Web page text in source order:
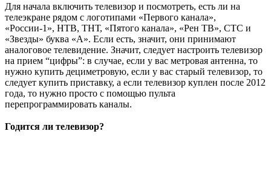
Для начала включить телевизор и посмотреть, есть ли на
телеэкране рядом с логотипами «Первого канала»,
«России-1», НТВ, ТНТ, «Пятого канала», «Рен ТВ», СТС и
«Звезды» буква «А». Если есть, значит, они принимают
аналоговое телевидение. Значит, следует настроить телевизор
на прием “цифры”: в случае, если у вас метровая антенна, то
нужно купить дециметровую, если у вас старый телевизор, то
следует купить приставку, а если телевизор куплен после 2012
года, то нужно просто с помощью пульта
перепрограммировать каналы.
Годится ли телевизор?